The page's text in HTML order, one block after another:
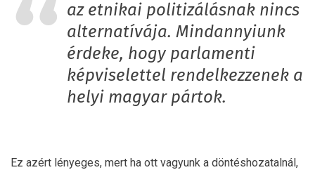
az etnikai politizálásnak nincs
alternatívája. Mindannyiunk
érdeke, hogy parlamenti
képviselettel rendelkezzenek a
helyi magyar pártok.
Ez azért lényeges, mert ha ott vagyunk a döntéshozatalnál,